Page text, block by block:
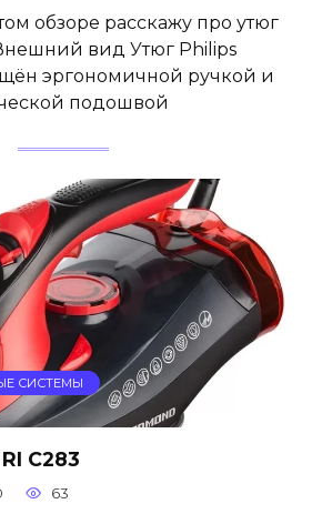
обзоре расскажу про утюг
вид Утюг Philips
эргономичной ручкой и
подошвой
СИСТЕМЫ
C283
63